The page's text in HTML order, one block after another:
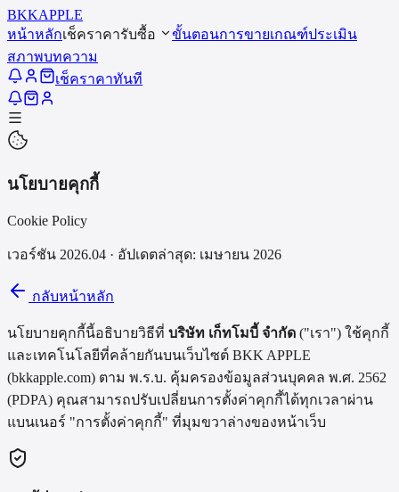
BKKAPPLE
หน้าหลักเช็คราคารับซื้อ ขั้นตอนการขายเกณฑ์ประเมิน
สภาพบทความ
เช็คราคาทันที
นโยบายคุกกี้
Cookie Policy
เวอร์ชัน 2026.04 · อัปเดตล่าสุด: เมษายน 2026
กลับหน้าหลัก
นโยบายคุกกี้นี้อธิบายวิธีที่ บริษัท เก็ทโมบี้ จำกัด ("เรา") ใช้คุกกี้
และเทคโนโลยีที่คล้ายกันบนเว็บไซต์ BKK APPLE
(bkkapple.com) ตาม พ.ร.บ. คุ้มครองข้อมูลส่วนบุคคล พ.ศ. 2562
(PDPA) คุณสามารถปรับเปลี่ยนการตั้งค่าคุกกี้ได้ทุกเวลาผ่าน
แบนเนอร์ "การตั้งค่าคุกกี้" ที่มุมขวาล่างของหน้าเว็บ